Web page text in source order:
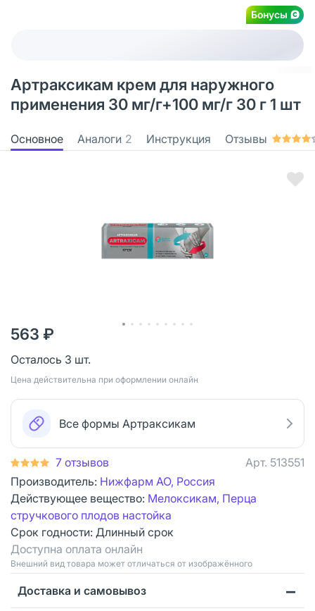
Бонусы
Артраксикам крем для наружного
применения 30 мг/г+100 мг/г 30 г 1 шт
Основное Аналоги 2 Инструкция Отзывы
563 ₽
Осталось 3 шт.
Цена действительна при оформлении онлайн
Все формы Артраксикам
7 отзывов Арт. 513551
Производитель: Нижфарм АО, Россия
Действующее вещество: Мелоксикам, Перца
стручкового плодов настойка
Срок годности: Длинный срок
Доступна оплата онлайн
Bнешний вид товара может отличаться от изображённого
Доставка и самовывоз